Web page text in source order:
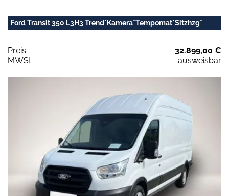
Ford Transit 350 L3H3 Trend*Kamera*Tempomat*Sitzhzg*
Preis:
32.899,00 €
MWSt:
ausweisbar